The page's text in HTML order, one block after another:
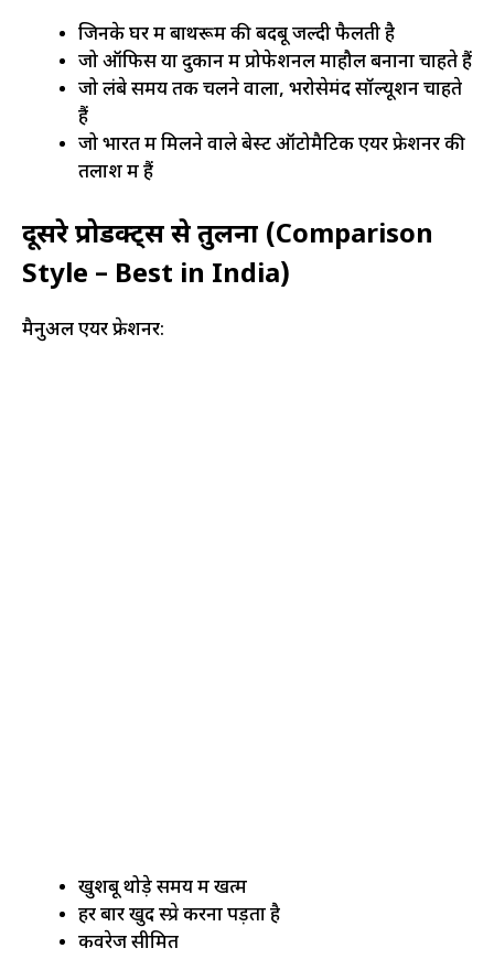
जिनके घर में बाथरूम की बदबू जल्दी फैलती है
जो ऑफिस या दुकान में प्रोफेशनल माहौल बनाना चाहते हैं
जो लंबे समय तक चलने वाला, भरोसेमंद सॉल्यूशन चाहते
हैं
जो भारत में मिलने वाले बेस्ट ऑटोमैटिक एयर फ्रेशनर की
तलाश में हैं
दूसरे प्रोडक्ट्स से तुलना (Comparison
Style – Best in India)
मैनुअल एयर फ्रेशनर:
खुशबू थोड़े समय में खत्म
हर बार खुद स्प्रे करना पड़ता है
कवरेज सीमित